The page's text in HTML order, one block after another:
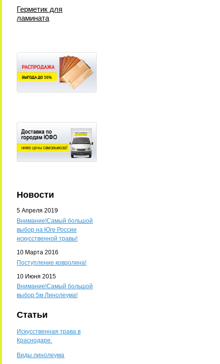
Герметик для
ламината
Новости
5 Апреля 2019
Внимание!Самый большой
выбор на Юге России
искусственной травы!
10 Марта 2016
Поступление ковролина!
10 Июня 2015
Внимание!Самый большой
выбор 5м Линолеума!
Статьи
Искусственная трава в
Краснодаре.
Виды линолеума